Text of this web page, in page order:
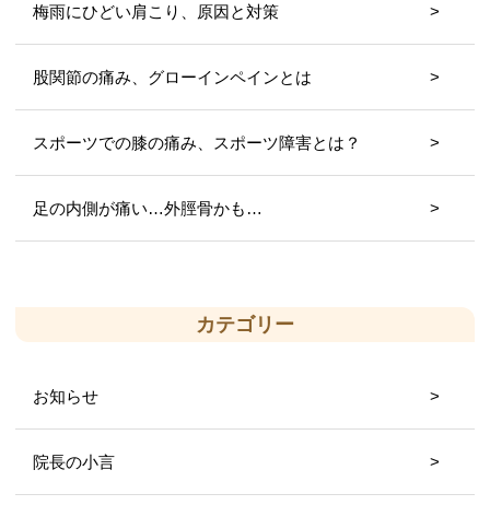
梅雨にひどい肩こり、原因と対策
股関節の痛み、グローインペインとは
スポーツでの膝の痛み、スポーツ障害とは？
足の内側が痛い…外脛骨かも…
カテゴリー
お知らせ
院長の小言